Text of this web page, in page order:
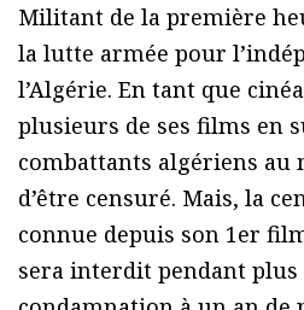
Militant de la première
la lutte armée pour
l’Algérie. En tant que
plusieurs de ses films en
combattants algériens au
d’être censuré. Mais, la
connue depuis son 1er
sera interdit pendant plus